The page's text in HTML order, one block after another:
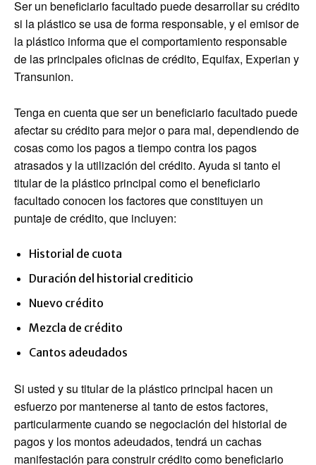
Ser un beneficiario facultado puede desarrollar su crédito
si la plástico se usa de forma responsable, y el emisor de
la plástico informa que el comportamiento responsable
de las principales oficinas de crédito, Equifax, Experian y
Transunion.
Tenga en cuenta que ser un beneficiario facultado puede
afectar su crédito para mejor o para mal, dependiendo de
cosas como los pagos a tiempo contra los pagos
atrasados ​​y la utilización del crédito. Ayuda si tanto el
titular de la plástico principal como el beneficiario
facultado conocen los factores que constituyen un
puntaje de crédito, que incluyen:
Historial de cuota
Duración del historial crediticio
Nuevo crédito
Mezcla de crédito
Cantos adeudados
Si usted y su titular de la plástico principal hacen un
esfuerzo por mantenerse al tanto de estos factores,
particularmente cuando se negociación del historial de
pagos y los montos adeudados, tendrá un cachas
manifestación para construir crédito como beneficiario